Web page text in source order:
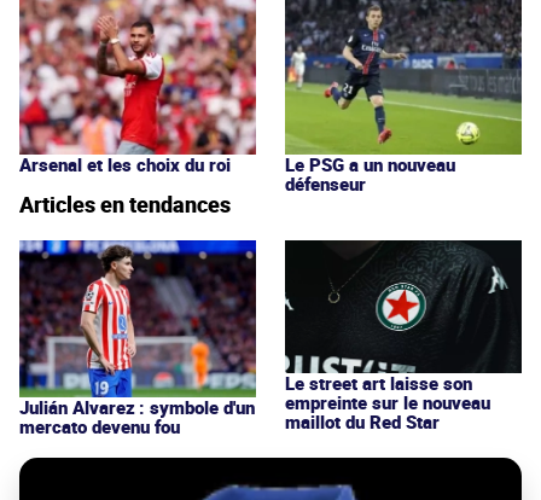
Arsenal et les choix du roi
Le PSG a un nouveau
défenseur
Articles en tendances
Julián Alvarez : symbole d'un
mercato devenu fou
Le street art laisse son
empreinte sur le nouveau
maillot du Red Star